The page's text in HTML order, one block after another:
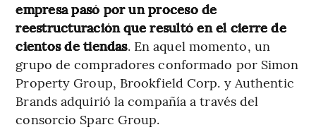
empresa pasó por un proceso de
reestructuración que resultó en el cierre de
cientos de tiendas. En aquel momento, un
grupo de compradores conformado por Simon
Property Group, Brookfield Corp. y Authentic
Brands adquirió la compañía a través del
consorcio Sparc Group.